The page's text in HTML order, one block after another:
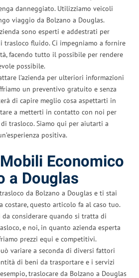
danneggiato. Utilizziamo veicoli
viaggio da Bolzano a Douglas.
sono esperti e addestrati per
trasloco fluido. Ci impegniamo a fornire
facendo tutto il possibile per rendere
possibile.
l’azienda per ulteriori informazioni
un preventivo gratuito e senza
di capire meglio cosa aspettarti in
a metterti in contatto con noi per
trasloco. Siamo qui per aiutarti a
positiva.
Economico
a Douglas
da Bolzano a Douglas e ti stai
costare, questo articolo fa al caso tuo.
considerare quando si tratta di
e noi, in quanto azienda esperta
prezzi equi e competitivi.
variare a seconda di diversi fattori
di beni da trasportare e i servizi
traslocare da Bolzano a Douglas